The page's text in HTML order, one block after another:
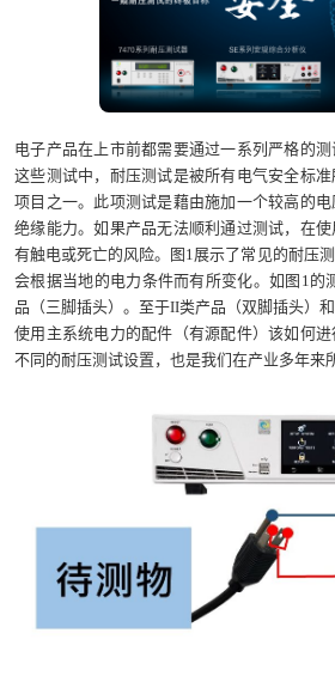
电子产品在上市前都需要通过一系列严格的
这些测试中，耐压测试是被所有电气安全标
项目之一。此项测试是藉由施加一个较高的
绝缘能力。如果产品无法顺利通过测试，在
有触电或死亡的风险。图1展示了常见的耐压
会根据当地的电力条件而有所变化。如图1的
品（三脚插头）。至于II类产品（双脚插头）
使用主系统电力的配件（有源配件）该如何
不同的耐压测试设置，也是我们在产业多年来